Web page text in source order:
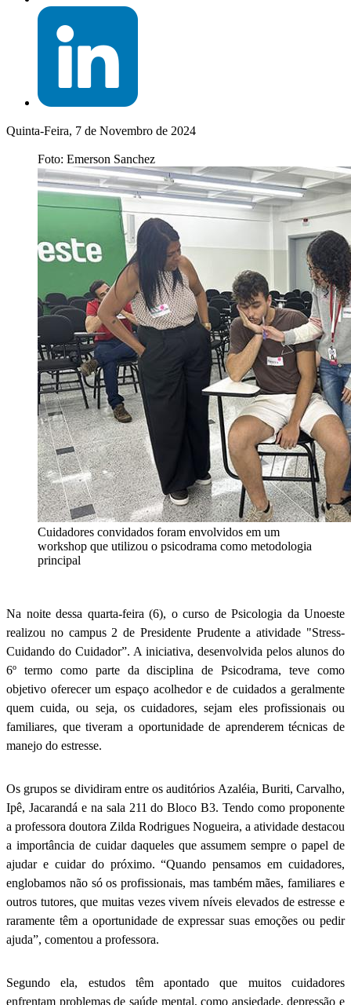
Quinta-Feira, 7 de Novembro de 2024
Foto: Emerson Sanchez
Cuidadores convidados foram envolvidos em um
workshop que utilizou o psicodrama como metodologia
principal
Na noite dessa quarta-feira (6), o curso de Psicologia da Unoeste
realizou no campus 2 de Presidente Prudente a atividade "Stress-
Cuidando do Cuidador”. A iniciativa, desenvolvida pelos alunos do
6º termo como parte da disciplina de Psicodrama, teve como
objetivo oferecer um espaço acolhedor e de cuidados a geralmente
quem cuida, ou seja, os cuidadores, sejam eles profissionais ou
familiares, que tiveram a oportunidade de aprenderem técnicas de
manejo do estresse.
Os grupos se dividiram entre os auditórios Azaléia, Buriti, Carvalho,
Ipê, Jacarandá e na sala 211 do Bloco B3. Tendo como proponente
a professora doutora Zilda Rodrigues Nogueira, a atividade destacou
a importância de cuidar daqueles que assumem sempre o papel de
ajudar e cuidar do próximo. “Quando pensamos em cuidadores,
englobamos não só os profissionais, mas também mães, familiares e
outros tutores, que muitas vezes vivem níveis elevados de estresse e
raramente têm a oportunidade de expressar suas emoções ou pedir
ajuda”, comentou a professora.
Segundo ela, estudos têm apontado que muitos cuidadores
enfrentam problemas de saúde mental, como ansiedade, depressão e